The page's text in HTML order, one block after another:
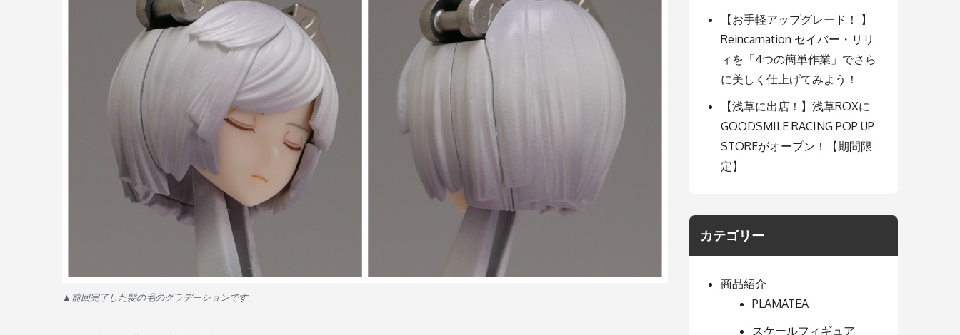
▲前回完了した髪の毛のグラデーションです
【お手軽アップグレード！ 】
Reincarnation セイバー・リリ
ィを「4つの簡単作業」でさら
に美しく仕上げてみよう！
【浅草に出店！】浅草ROXに
GOODSMILE RACING POP UP
STOREがオープン！【期間限
定】
カテゴリー
商品紹介
PLAMATEA
スケールフィギュア